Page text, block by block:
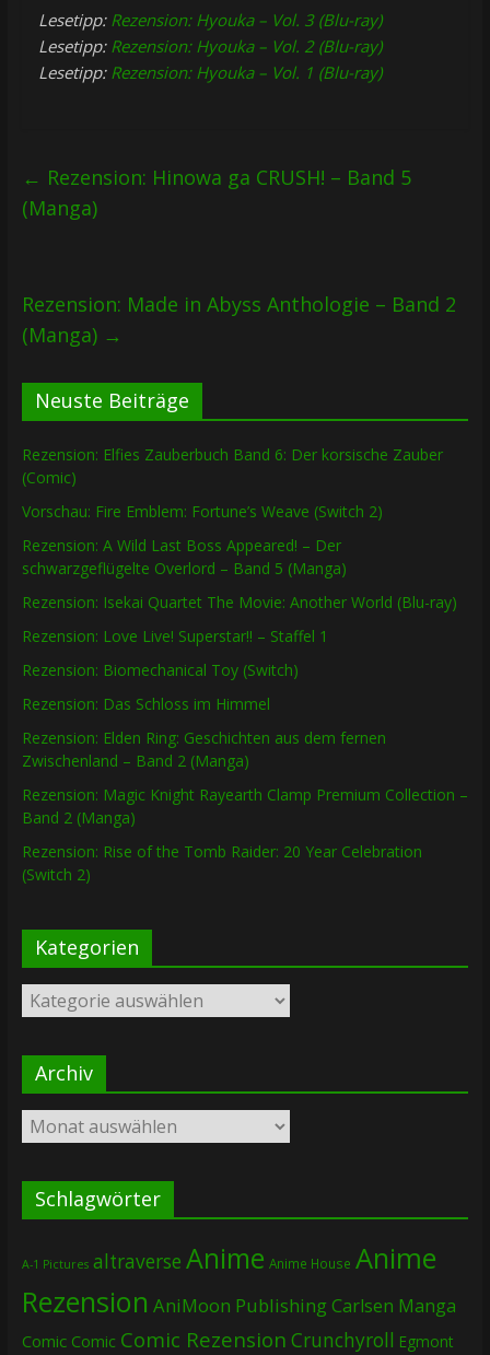
Lesetipp: Rezension: Hyouka – Vol. 3 (Blu-ray)
Lesetipp: Rezension: Hyouka – Vol. 2 (Blu-ray)
Lesetipp: Rezension: Hyouka – Vol. 1 (Blu-ray)
← Rezension: Hinowa ga CRUSH! – Band 5
(Manga)
Rezension: Made in Abyss Anthologie – Band 2
(Manga) →
Neuste Beiträge
Rezension: Elfies Zauberbuch Band 6: Der korsische Zauber
(Comic)
Vorschau: Fire Emblem: Fortune’s Weave (Switch 2)
Rezension: A Wild Last Boss Appeared! – Der
schwarzgeflügelte Overlord – Band 5 (Manga)
Rezension: Isekai Quartet The Movie: Another World (Blu-ray)
Rezension: Love Live! Superstar!! – Staffel 1
Rezension: Biomechanical Toy (Switch)
Rezension: Das Schloss im Himmel
Rezension: Elden Ring: Geschichten aus dem fernen
Zwischenland – Band 2 (Manga)
Rezension: Magic Knight Rayearth Clamp Premium Collection –
Band 2 (Manga)
Rezension: Rise of the Tomb Raider: 20 Year Celebration
(Switch 2)
Kategorien
Kategorien
Archiv
Archiv
Schlagwörter
A-1 Pictures altraverse Anime Anime House Anime
Rezension AniMoon PublishingCarlsen Manga
Comic Comic Comic Rezension Crunchyroll Egmont